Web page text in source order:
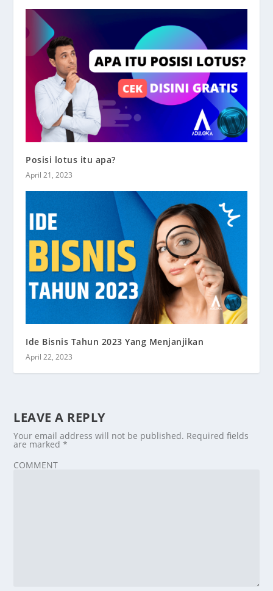
Posisi lotus itu apa?
April 21, 2023
Ide Bisnis Tahun 2023 Yang Menjanjikan
April 22, 2023
LEAVE A REPLY
Your email address will not be published. Required fields
are marked*
COMMENT